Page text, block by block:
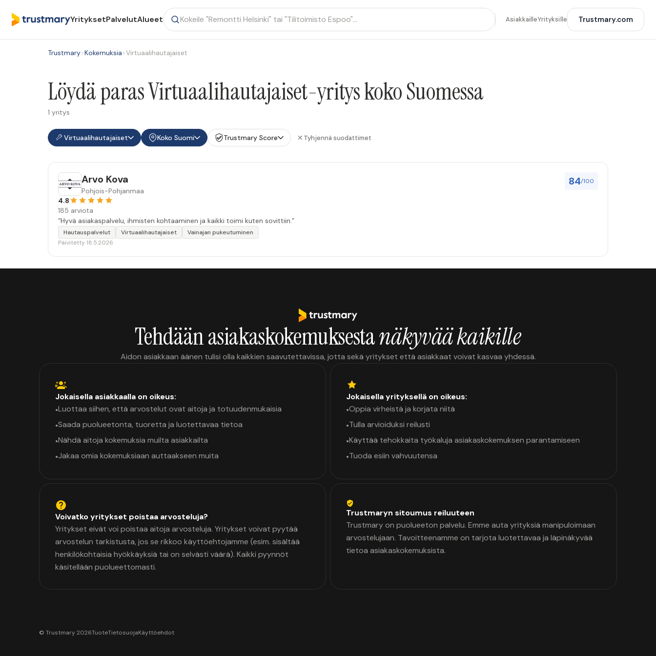
YrityksetPalvelutAlueet AsiakkailleYrityksille Trustmary.com
Trustmary>Kokemuksia>Virtuaalihautajaiset
Löydä paras Virtuaalihautajaiset-yritys koko Suomessa
1 yritys
Virtuaalihautajaiset Koko Suomi Trustmary Score Tyhjennä suodattimet
84/100
Arvo Kova
Pohjois-Pohjanmaa
4.8
185 arviota
“Hyvä asiakaspalvelu, ihmisten kohtaaminen ja kaikki toimi kuten sovittiin.”
Hautauspalvelut Virtuaalihautajaiset
Vainajan pukeutuminen
Päivitetty 18.5.2026
Tehdään asiakaskokemuksestanäkyvää kaikille
Aidon asiakkaan äänen tulisi olla kaikkien saavutettavissa, jotta sekä yritykset että asiakkaat voivat kasvaa yhdessä.
Jokaisella asiakkaalla on oikeus:
•Luottaa siihen, että arvostelut ovat aitoja ja totuudenmukaisia
•Saada puolueetonta, tuoretta ja luotettavaa tietoa
•Nähdä aitoja kokemuksia muilta asiakkailta
•Jakaa omia kokemuksiaan auttaakseen muita
Jokaisella yrityksellä on oikeus:
•Oppia virheistä ja korjata niitä
•Tulla arvioiduksi reilusti
•Käyttää tehokkaita työkaluja asiakaskokemuksen parantamiseen
•Tuoda esiin vahvuutensa
Voivatko yritykset poistaa arvosteluja?
Yritykset eivät voi poistaa aitoja arvosteluja. Yritykset voivat pyytää
arvostelun tarkistusta, jos se rikkoo käyttöehtojamme (esim. sisältää
henkilökohtaisia hyökkäyksiä tai on selvästi väärä). Kaikki pyynnöt
käsitellään puolueettomasti.
Trustmaryn sitoumus reiluuteen
Trustmary on puolueeton palvelu. Emme auta yrityksiä manipuloimaan
arvostelujaan. Tavoitteenamme on tarjota luotettavaa ja läpinäkyvää
tietoa asiakaskokemuksista.
© Trustmary 2026TuoteTietosuojaKäyttöehdot